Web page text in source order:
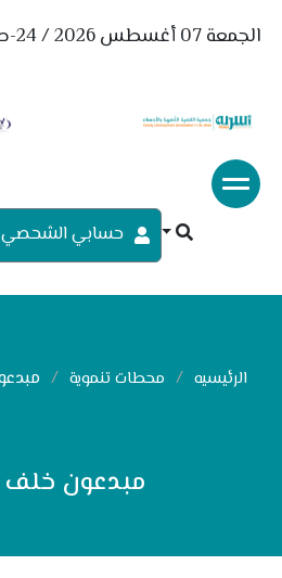
الجمعة 07 أغسطس 2026 / 24-صفر-1448
حسابي الشحصي
الرئيسيه محطات تنموية
مبدعون خلف